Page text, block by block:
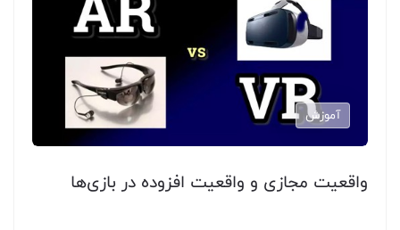
آموزش
واقعیت مجازی و واقعیت افزوده در بازی‌ها